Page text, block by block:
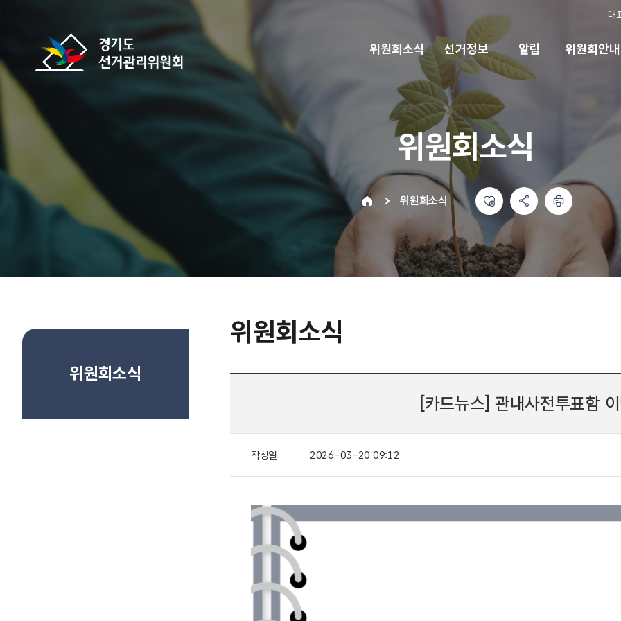
대
위원회소식 선거정보 알림 위원회안내
위원회소식
위원회소식
위원회소식
위원회소식
[카드뉴스] 관내사전투표함
작성일 2026-03-20 09:12